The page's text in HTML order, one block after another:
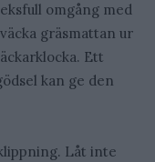
omgång med
gräsmattan ur
Ett
kan ge den
Låt inte